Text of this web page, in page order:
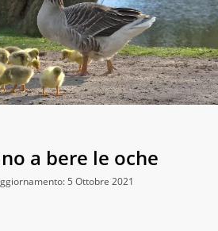
a bere le oche
5 Ottobre 2021